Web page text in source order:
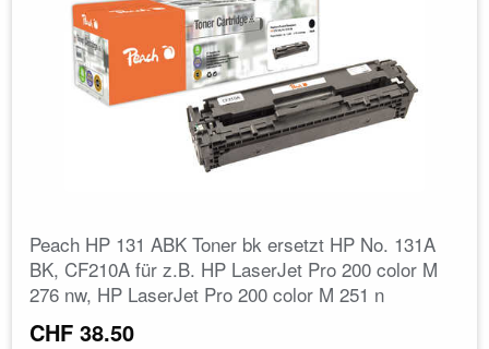
Peach HP 131 ABK Toner bk ersetzt HP No. 131A
BK, CF210A für z.B. HP LaserJet Pro 200 color M
276 nw, HP LaserJet Pro 200 color M 251 n
CHF 38.50